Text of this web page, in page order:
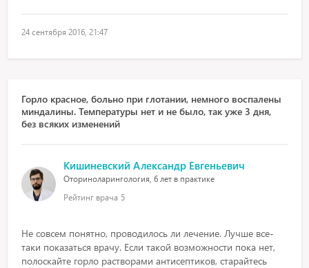
24 сентября 2016, 21:47
Горло красное, больно при глотании, немного воспалены
миндалины. Температуры нет и не было, так уже 3 дня,
без всяких изменений
Кишиневский Александр Евгеньевич
Оториноларингология, 6 лет в практике
Рейтинг врача 5
Не совсем понятно, проводилось ли лечение. Лучше все-
таки показаться врачу. Если такой возможности пока нет,
полоскайте горло растворами антисептиков, старайтесь